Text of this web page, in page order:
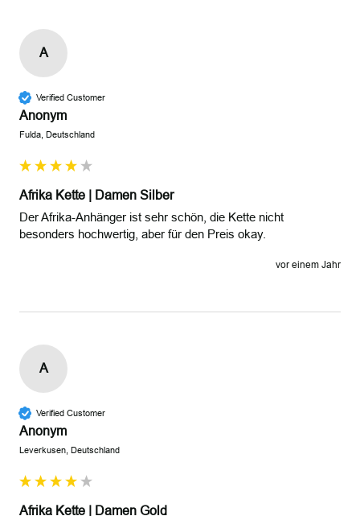
A
Verified Customer
Anonym
Fulda, Deutschland
Afrika Kette | Damen Silber
Der Afrika-Anhänger ist sehr schön, die Kette nicht
besonders hochwertig, aber für den Preis okay.
vor einem Jahr
A
Verified Customer
Anonym
Leverkusen, Deutschland
Afrika Kette | Damen Gold